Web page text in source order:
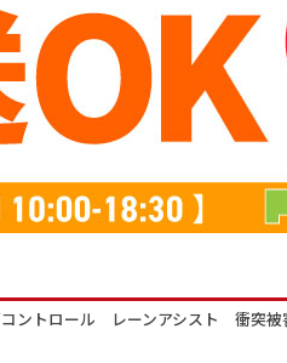
ントロール レーンアシスト 衝突